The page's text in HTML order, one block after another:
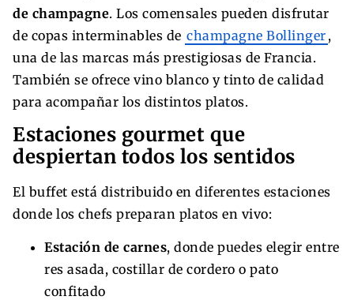
de champagne. Los comensales pueden disfrutar
de copas interminables de champagne Bollinger ,
una de las marcas más prestigiosas de Francia.
También se ofrece vino blanco y tinto de calidad
para acompañar los distintos platos.
Estaciones gourmet que
despiertan todos los sentidos
El buffet está distribuido en diferentes estaciones
donde los chefs preparan platos en vivo:
Estación de carnes, donde puedes elegir entre
res asada, costillar de cordero o pato
confitado